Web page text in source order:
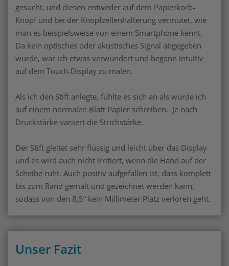
gesucht, und diesen entweder auf dem Papierkorb-
Knopf und bei der Knopfzellenhalterung vermutet, wie
man es beispielsweise von einem Smartphone kennt.
Da kein optisches oder akustisches Signal abgegeben
wurde, war ich etwas verwundert und begann intuitiv
auf dem Touch-Display zu malen.
Als ich den Stift anlegte, fühlte es sich an als würde ich
auf einem normalen Blatt Papier schreiben. Je nach
Druckstärke variiert die Strichstärke.
Der Stift gleitet sehr flüssig und leicht über das Display
und es wird auch nicht irritiert, wenn die Hand auf der
Scheibe ruht. Auch positiv aufgefallen ist, dass komplett
bis zum Rand gemalt und gezeichnet werden kann,
sodass von den 8,5“ kein Millimeter Platz verloren geht.
Unser Fazit